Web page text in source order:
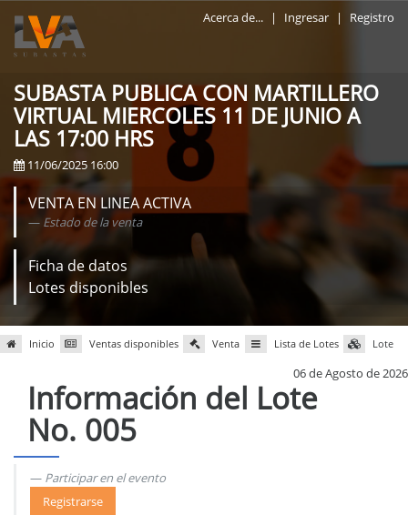
Acerca de... | Ingresar | Registro
SUBASTA PUBLICA CON MARTILLERO
VIRTUAL MIERCOLES 11 DE JUNIO A
LAS 17:00 HRS
11/06/2025 16:00
VENTA EN LINEA ACTIVA
Estado de la venta
Ficha de datos
Lotes disponibles
Inicio Ventas disponibles Venta Lista de Lotes Lote
06 de Agosto de 2026
Información del Lote
No. 005
Participar en el evento
Registrarse